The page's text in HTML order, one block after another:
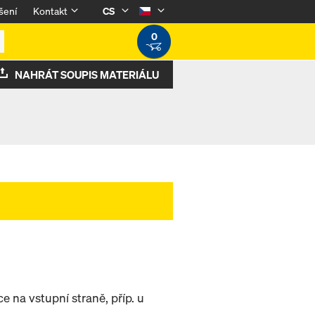
Kontakt
CS
0
NAHRÁT SOUPIS MATERIÁLU
na vstupní straně, příp. u